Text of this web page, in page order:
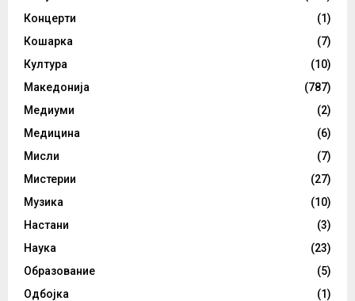
Концерти
(1)
Кошарка
(7)
Култура
(10)
Македонија
(787)
Медиуми
(2)
Медицина
(6)
Мисли
(7)
Мистерии
(27)
Музика
(10)
Настани
(3)
Наука
(23)
Образование
(5)
Одбојка
(1)